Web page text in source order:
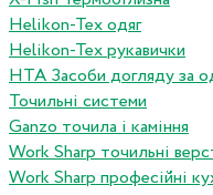
Helikon-Tex одяг
Helikon-Tex рукавички
HTA Засоби догляду за
Точильні системи
Ganzo точила і каміння
Work Sharp точильні
Work Sharp професiйнi